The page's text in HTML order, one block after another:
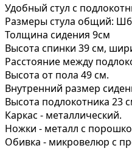
Удобный стул с
Размеры стула общий:
Толщина сидения 9см
Высота спинки 39 см,
Расстояние между
Высота от пола 49 см.
Внутренний размер
Высота подлокотника 23
Каркас - металлический.
Ножки - металл с
Обивка - микровелюр с